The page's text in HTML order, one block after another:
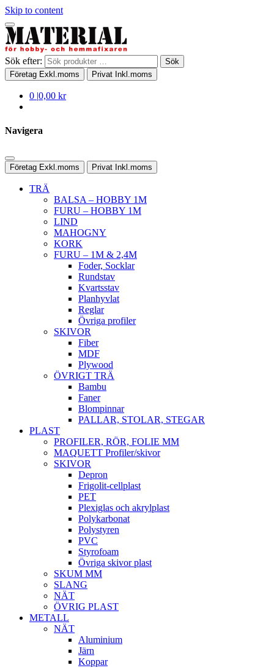
Skip to content
Sök efter:
Sök
Företag Exkl.moms Privat Inkl.moms
0 |0,00 kr
Navigera
Företag Exkl.moms Privat Inkl.moms
TRÄ
BALSA – HOBBY 1M
FURU – HOBBY 1M
LIND
MAHOGNY
KORK
FURU – 1M & 2,4M
Foder, Socklar
Rundstav
Kvartsstav
Planhyvlat
Reglar
Övriga profiler
SKIVOR
Fiber
MDF
Plywood
ÖVRIGT TRÄ
Bambu
Faner
Blompinnar
PALLAR, STOLAR, STEGAR
PLAST
PROFILER, RÖR, FOLIE MM
MAQUETT Profiler/skivor
SKIVOR
Depron
Frigolit-cellplast
PET
Plexiglas och akrylplast
Polykarbonat
Polystyren
PVC
Styrofoam
Övriga skivor plast
SKUM MM
SLANG
NÄT
ÖVRIG PLAST
METALL
NÄT
Aluminium
Järn
Koppar